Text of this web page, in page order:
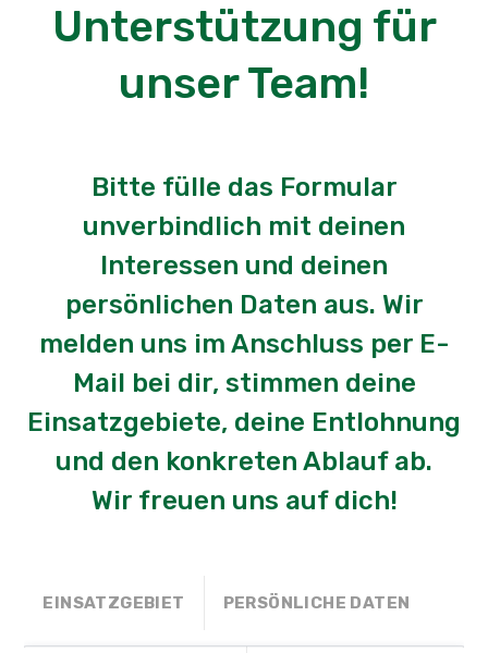
Unterstützung für
unser Team!
Bitte fülle das Formular
unverbindlich mit deinen
Interessen und deinen
persönlichen Daten aus. Wir
melden uns im Anschluss per E-
Mail bei dir, stimmen deine
Einsatzgebiete, deine Entlohnung
und den konkreten Ablauf ab.
Wir freuen uns auf dich!
EINSATZGEBIET PERSÖNLICHE DATEN